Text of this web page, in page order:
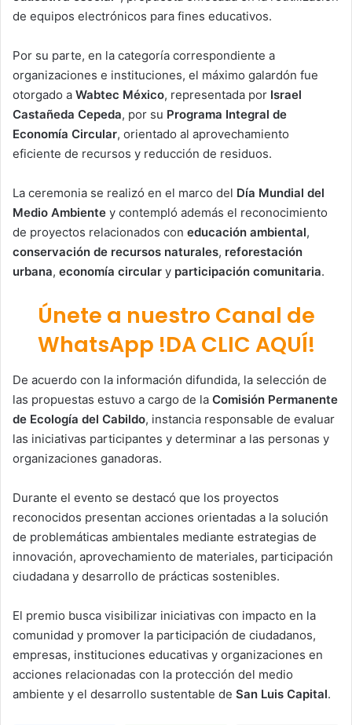
de equipos electrónicos para fines educativos.
Por su parte, en la categoría correspondiente a
organizaciones e instituciones, el máximo galardón fue
otorgado a Wabtec México, representada por Israel
Castañeda Cepeda, por su Programa Integral de
Economía Circular, orientado al aprovechamiento
eficiente de recursos y reducción de residuos.
La ceremonia se realizó en el marco del Día Mundial del
Medio Ambiente y contempló además el reconocimiento
de proyectos relacionados con educación ambiental,
conservación de recursos naturales, reforestación
urbana, economía circular y participación comunitaria.
Únete a nuestro Canal de
WhatsApp !DA CLIC AQUÍ!
De acuerdo con la información difundida, la selección de
las propuestas estuvo a cargo de la Comisión Permanente
de Ecología del Cabildo, instancia responsable de evaluar
las iniciativas participantes y determinar a las personas y
organizaciones ganadoras.
Durante el evento se destacó que los proyectos
reconocidos presentan acciones orientadas a la solución
de problemáticas ambientales mediante estrategias de
innovación, aprovechamiento de materiales, participación
ciudadana y desarrollo de prácticas sostenibles.
El premio busca visibilizar iniciativas con impacto en la
comunidad y promover la participación de ciudadanos,
empresas, instituciones educativas y organizaciones en
acciones relacionadas con la protección del medio
ambiente y el desarrollo sustentable de San Luis Capital.